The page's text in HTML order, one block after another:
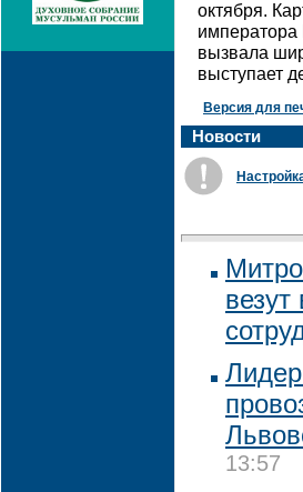
октября.
вызвала
выступает
Версия для
Новости
13:57